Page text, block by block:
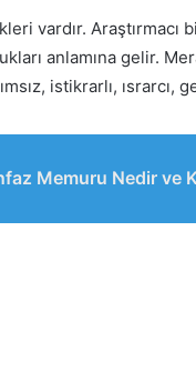
vardır.
anlamına gelir.
istikrarlı, ısrarcı,
Memuru Nedir ve